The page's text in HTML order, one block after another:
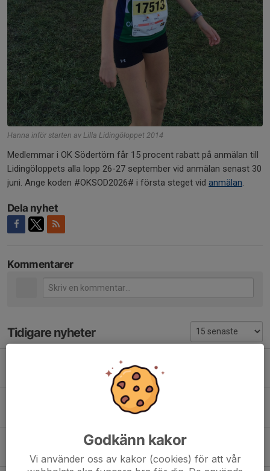
Hanna inför starten av Lilla Lidingöloppet 2014
Medlemmar i OK Södertörn får 15 procent rabatt på anmälan till
Lidingöloppets alla lopp 26-27 september vid anmälan senast 30
juni. Ange koden #OKSOD2026# i första steget vid anmälan.
Dela nyhet
Kommentarer
Tidigare nyheter
Intensivkurs i Orientering 27, 29-30 augusti
0
Funktionärer till Stockholm Trail den 22 augusti
Sommar teknikträning
6 jul, 12:36
Godkänn kakor
Vi använder oss av kakor (cookies) för att vår